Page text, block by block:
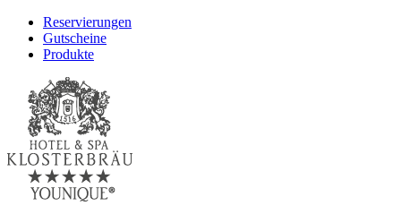
Reservierungen
Gutscheine
Produkte